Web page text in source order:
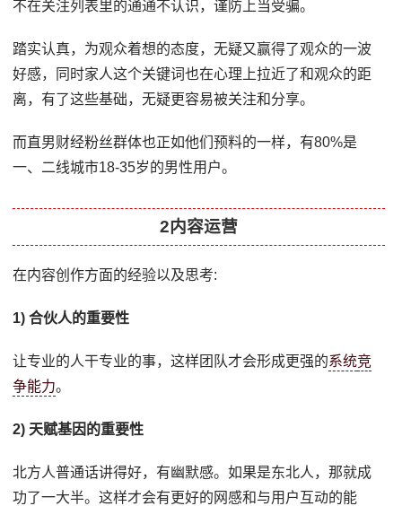
不在关注列表里的通通不认识，谨防上当受骗。
踏实认真，为观众着想的态度，无疑又赢得了观众的一波
好感，同时家人这个关键词也在心理上拉近了和观众的距
离，有了这些基础，无疑更容易被关注和分享。
而直男财经粉丝群体也正如他们预料的一样，有80%是
一、二线城市18-35岁的男性用户。
2内容运营
在内容创作方面的经验以及思考:
1) 合伙人的重要性
让专业的人干专业的事，这样团队才会形成更强的系统竞
争能力。
2) 天赋基因的重要性
北方人普通话讲得好，有幽默感。如果是东北人，那就成
功了一大半。这样才会有更好的网感和与用户互动的能